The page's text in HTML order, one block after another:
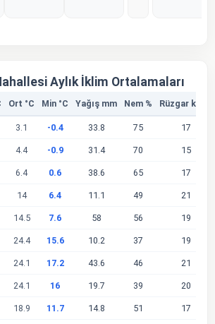
Aylık İklim Ortalamaları
Ort °C Min °C Yağış mm Nem % Rüzgar km/s
3.1 -0.4 33.8 75 17
4.4 -0.9 31.4 70 15
6.4 0.6 38.6 65 17
14 6.4 11.1 49 21
14.5 7.6 58 56 19
24.4 15.6 10.2 37 19
24.1 17.2 43.6 46 21
24.1 16 19.7 39 20
18.9 11.7 14.8 51 17